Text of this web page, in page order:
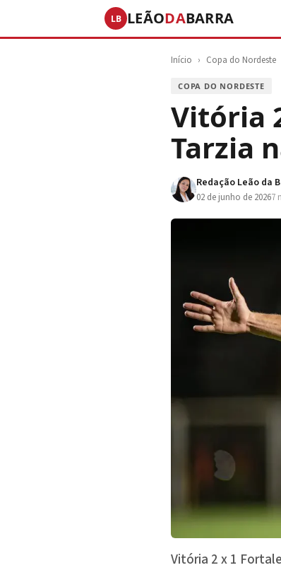
LB LEÃODABARRA
Início › Copa do Nordeste
COPA DO NORDESTE
Vitória
Tarzia
Redação Leão da
02 de junho de 20267
Vitória 2 x 1